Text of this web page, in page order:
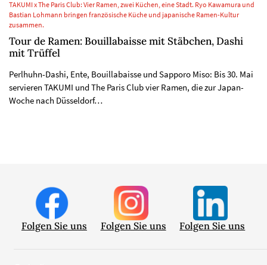
TAKUMI x The Paris Club: Vier Ramen, zwei Küchen, eine Stadt. Ryo Kawamura und
Bastian Lohmann bringen französische Küche und japanische Ramen-Kultur
zusammen.
Tour de Ramen: Bouillabaisse mit Stäbchen, Dashi
mit Trüffel
Perlhuhn-Dashi, Ente, Bouillabaisse und Sapporo Miso: Bis 30. Mai
servieren TAKUMI und The Paris Club vier Ramen, die zur Japan-
Woche nach Düsseldorf…
Folgen Sie uns Folgen Sie uns Folgen Sie uns